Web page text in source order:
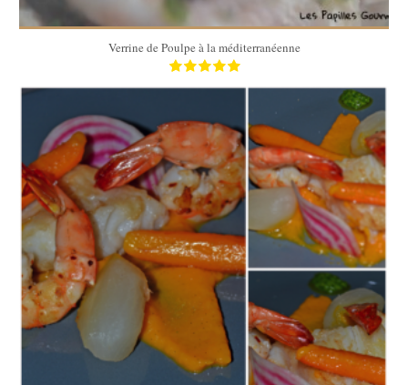
Verrine de Poulpe à la méditerranéenne
4
4
25 Min